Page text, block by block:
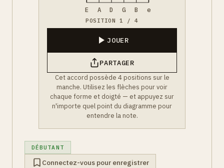
E A D G B e
POSITION 1 / 4
JOUER
PARTAGER
Cet accord possède 4 positions sur le
manche. Utilisez les flèches pour voir
chaque forme et doigté — et appuyez sur
n'importe quel point du diagramme pour
entendre la note.
DÉBUTANT
Connectez-vous pour enregistrer